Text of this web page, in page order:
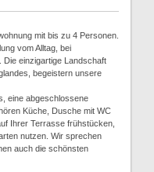
mit bis zu 4 Personen.
vom Alltag, bei
Die einzigartige Landschaft
begeistern unsere
eine abgeschlossene
Küche, Dusche mit WC
Ihrer Terrasse frühstücken,
nutzen. Wir sprechen
auch die schönsten